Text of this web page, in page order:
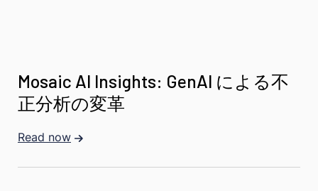
Mosaic AI Insights: GenAI による不
正分析の変革
Read now